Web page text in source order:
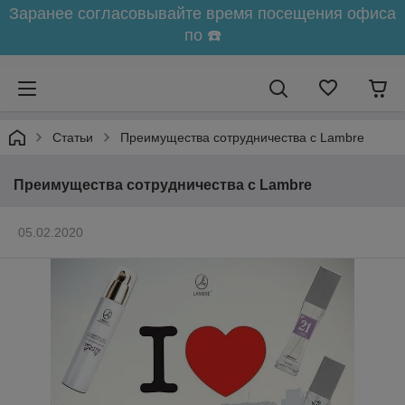
Заранее согласовывайте время посещения офиса
по ☎️
Статьи Преимущества сотрудничества с Lambre
Преимущества сотрудничества с Lambre
05.02.2020